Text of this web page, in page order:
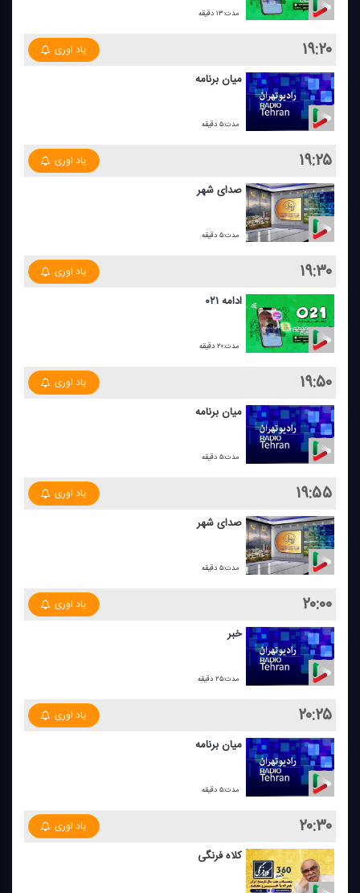
مدت:۱۳ دقیقه
۱۹:۲۰ یاد اوری
میان برنامه
مدت:۵ دقیقه
۱۹:۲۵ یاد اوری
صدای شهر
مدت:۵ دقیقه
۱۹:۳۰ یاد اوری
ادامه ۰۲۱
مدت:۲۰ دقیقه
۱۹:۵۰ یاد اوری
میان برنامه
مدت:۵ دقیقه
۱۹:۵۵ یاد اوری
صدای شهر
مدت:۵ دقیقه
۲۰:۰۰ یاد اوری
خبر
مدت:۲۵ دقیقه
۲۰:۲۵ یاد اوری
میان برنامه
مدت:۵ دقیقه
۲۰:۳۰ یاد اوری
كلاه فرنگی